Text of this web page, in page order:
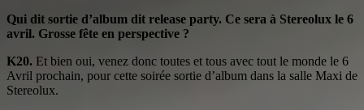
Qui dit sortie d’album dit release party. Ce sera à Stereolux le 6
avril. Grosse fête en perspective ?
K20. Et bien oui, venez donc toutes et tous avec tout le monde le 6
Avril prochain, pour cette soirée sortie d’album dans la salle Maxi de
Stereolux.